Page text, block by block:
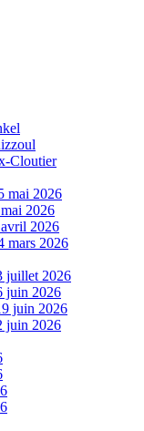
Cloutier
mai 2026
2026
avril 2026
mars 2026
juillet 2026
juin 2026
juin 2026
juin 2026